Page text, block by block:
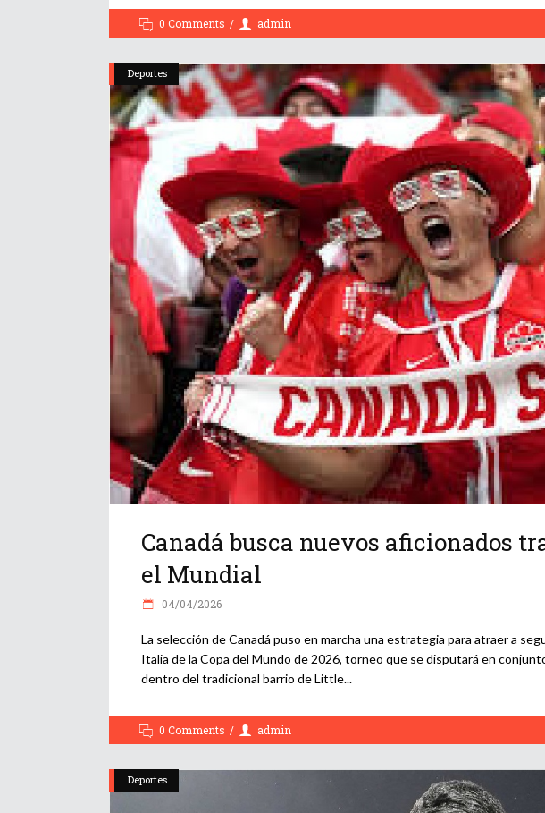
0 Comments admin
Deportes
Canadá busca nuevos aficionados
el Mundial
04/04/2026
La selección de Canadá puso en marcha una estrategia para atraer a
Italia de la Copa del Mundo de 2026, torneo que se disputará en
dentro del tradicional barrio de Little
0 Comments admin
Deportes